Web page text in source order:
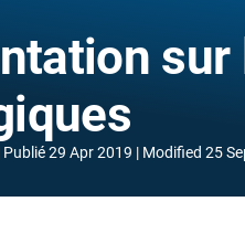
Publié29 Apr 2019 Modified 25